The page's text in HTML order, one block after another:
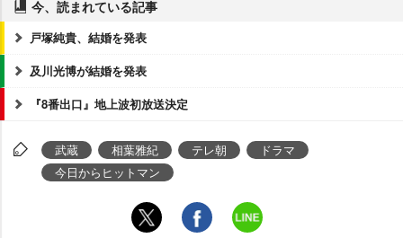
今、読まれている記事
戸塚純貴、結婚を発表
及川光博が結婚を発表
『8番出口』地上波初放送決定
武蔵 相葉雅紀 テレ朝
ドラマ
今日からヒットマン